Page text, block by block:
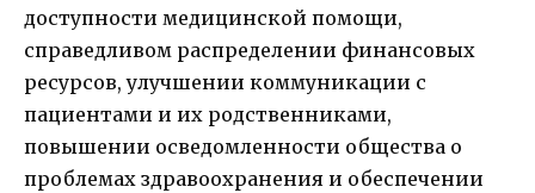
доступности медицинской помощи,
справедливом распределении финансовых
ресурсов, улучшении коммуникации с
пациентами и их родственниками,
повышении осведомленности общества о
проблемах здравоохранения и обеспечении